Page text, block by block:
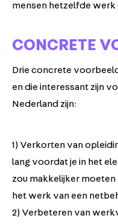
mensen hetzelfde werk
CONCRETE
Drie concrete
en die interessant zijn
Nederland zijn:
1) Verkorten van
lang voordat je in het
zou makkelijker moeten
het werk van een
2) Verbeteren van